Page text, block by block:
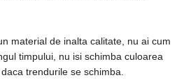
material de inalta calitate, nu ai cum
timpului, nu isi schimba culoarea
trendurile se schimba.